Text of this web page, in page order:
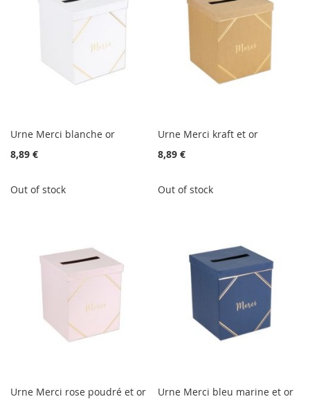
Urne Merci blanche or
8,89 €
Out of stock
Urne Merci kraft et or
8,89 €
Out of stock
Urne Merci rose poudré et or
Urne Merci bleu marine et or